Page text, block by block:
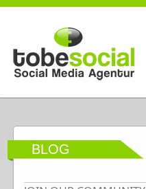
BLOG